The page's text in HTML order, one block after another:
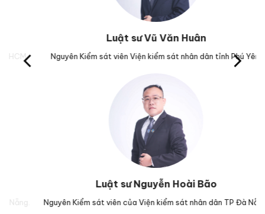
Luật sư Vũ Văn Huân
Nguyên Kiểm sát viên Viện kiểm sát nhân dân tỉnh Phú Yên.
Luật sư Nguyễn Hoài Bão
Nguyên Kiểm sát viên của Viện kiểm sát nhân dân TP Đà Nẵng.